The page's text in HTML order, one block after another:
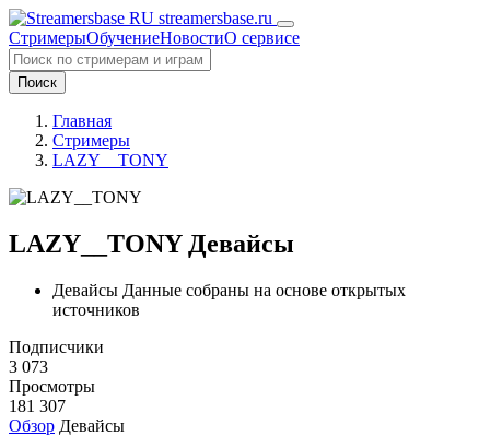
streamersbase.ru
СтримерыОбучениеНовостиО сервисе
Поиск
Главная
Стримеры
LAZY__TONY
LAZY__TONY Девайсы
Девайсы Данные собраны на основе открытых
источников
Подписчики
3 073
Просмотры
181 307
Обзор Девайсы